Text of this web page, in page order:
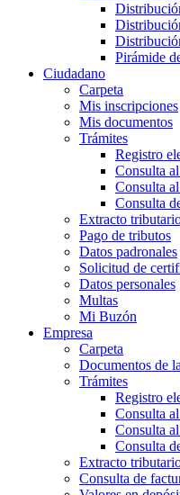
Pirámide
Ciudadano
Carpeta
Mis inscripciones
Mis documentos
Trámites
Registro
Consulta
Consulta
Consulta
Extracto
Pago de tributos
Datos padronales
Solicitud de
Datos personales
Multas
Mi Buzón
Empresa
Carpeta
Documentos de
Trámites
Registro
Consulta
Consulta
Consulta
Extracto
Consulta de